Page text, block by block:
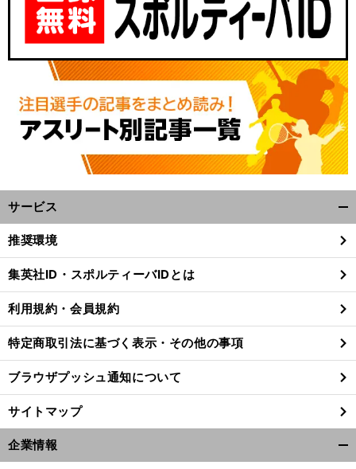
サービス
閉
る
推奨環境
集英社ID・スポルティーバIDとは
利用規約・会員規約
特定商取引法に基づく表示・その他の事項
ブラウザプッシュ通知について
サイトマップ
企業情報